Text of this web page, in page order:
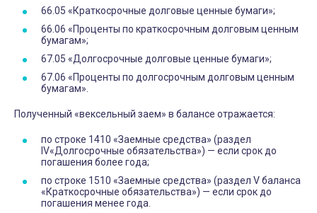
66.05 «Краткосрочные долговые ценные бумаги»;
66.06 «Проценты по краткосрочным долговым ценным
бумагам»;
67.05 «Долгосрочные долговые ценные бумаги»;
67.06 «Проценты по долгосрочным долговым ценным
бумагам».
Полученный «вексельный заем» в балансе отражается:
по строке 1410 «Заемные средства» (раздел
IV«Долгосрочные обязательства») — если срок до
погашения более года;
по строке 1510 «Заемные средства» (раздел V баланса
«Краткосрочные обязательства») — если срок до
погашения менее года.